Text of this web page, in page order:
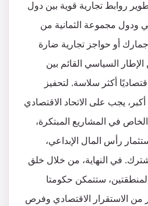
روابط تجارية قوية بين دول
ودول مجموعة الثمانية من
أو حواجز تجارية ضارة
السياسي القائم بين
أكثر سلاسة. لتحفيز
يجب على الاتحاد الاقتصادي
في المشاريع المبتكرة،
رأس المال الإبداعي،
في النهاية، من خلال خلق
ستتمكن حكومتا
من الاستقرار الاقتصادي وفرص